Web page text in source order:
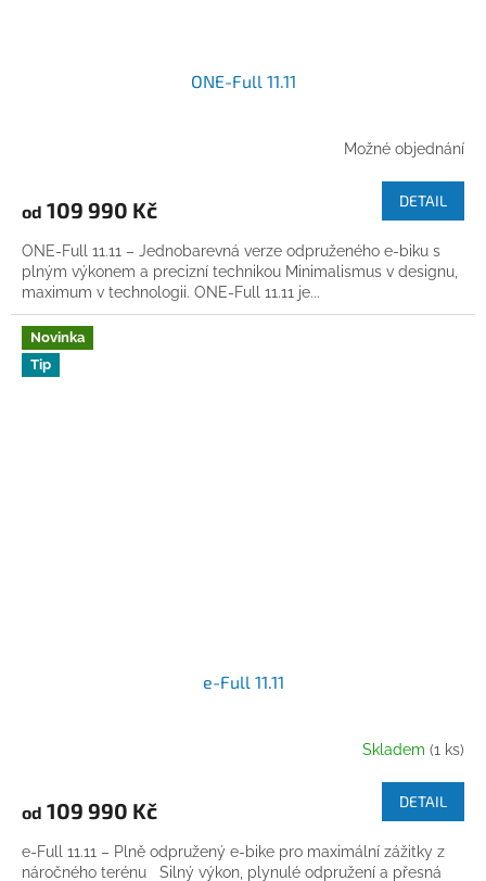
ONE-Full 11.11
Možné objednání
od 109 990 Kč DETAIL
ONE-Full 11.11 – Jednobarevná verze odpruženého e-biku s
plným výkonem a precizní technikou Minimalismus v designu,
maximum v technologii. ONE-Full 11.11 je...
Novinka
Tip
e-Full 11.11
Skladem (1 ks)
od 109 990 Kč DETAIL
e-Full 11.11 – Plně odpružený e-bike pro maximální zážitky z
náročného terénu Silný výkon, plynulé odpružení a přesná